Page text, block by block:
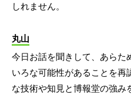
しれません。
丸山
今日お話を聞きして、あらた
いろな可能性があることを再
な技術や知見と博報堂の強み